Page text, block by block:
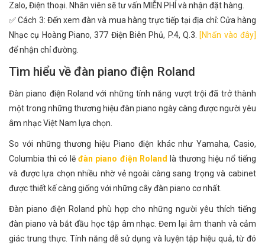
Zalo, Điện thoại. Nhân viên sẽ tư vấn MIỄN PHÍ và nhận đặt hàng.
✅ Cách 3: Đến xem đàn và mua hàng trực tiếp tại địa chỉ: Cửa hàng
Nhạc cụ Hoàng Piano, 377 Điện Biên Phủ, P.4, Q.3. [Nhấn vào đây]
để nhận chỉ đường.
Tìm hiểu về đàn piano điện Roland
Đàn piano điện Roland với những tính năng vượt trội đã trở thành
một trong những thương hiệu đàn piano ngày càng được người yêu
âm nhạc Việt Nam lựa chọn.
So với những thương hiệu Piano điện khác như Yamaha, Casio,
Columbia thì có lẽđàn piano điện Roland là thương hiệu nổ tiếng
và được lựa chọn nhiều nhờ vẻ ngoài càng sang trọng và cabinet
được thiết kế càng giống với những cây đàn piano cơ nhất.
Đàn piano điện Roland phù hợp cho những người yêu thích tiếng
đàn piano và bắt đầu học tập âm nhạc. Đem lại âm thanh và cảm
giác trung thực. Tính năng dễ sử dụng và luyện tập hiệu quả, từ đó